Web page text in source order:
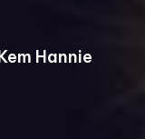
Hannie